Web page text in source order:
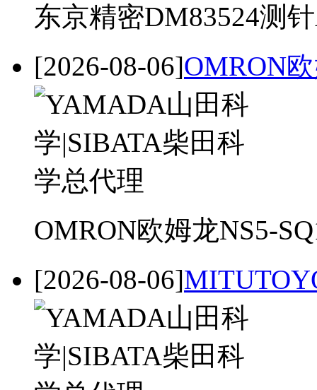
东京精密DM83524测
[2026-08-06]OMRON
OMRON欧姆龙NS5-
[2026-08-06]